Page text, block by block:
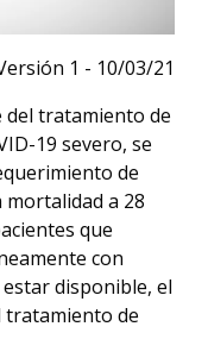
1 - 10/03/21
del tratamiento de
19 severo, se
de
mortalidad a 28
que
con
disponible, el
tratamiento de